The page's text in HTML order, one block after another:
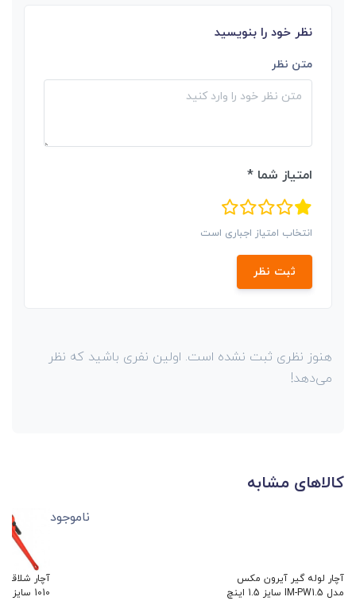
نظر خود را بنویسید
متن نظر
امتیاز شما *
انتخاب امتیاز اجباری است
ثبت نظر
هنوز نظری ثبت نشده است. اولین نفری باشید که نظر
می‌دهد!
کالاهای مشابه
آچار لوله گیر آیرون مکس
مدل IM-PW1.5 سایز 1.5 اینچ
ناموجود
1010 سایز 10 اینچ